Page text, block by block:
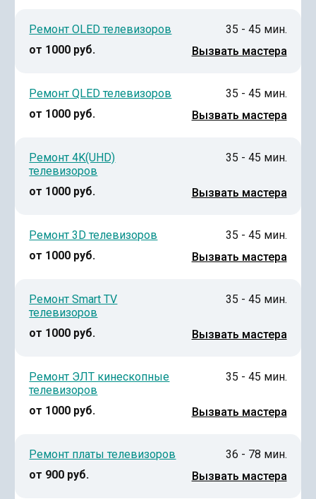
Ремонт OLED телевизоров
от 1000 руб.
35 - 45 мин.
Вызвать мастера
Ремонт QLED телевизоров
от 1000 руб.
35 - 45 мин.
Вызвать мастера
Ремонт 4K(UHD)
телевизоров
от 1000 руб.
35 - 45 мин.
Вызвать мастера
Ремонт 3D телевизоров
от 1000 руб.
35 - 45 мин.
Вызвать мастера
Ремонт Smart TV
телевизоров
от 1000 руб.
35 - 45 мин.
Вызвать мастера
Ремонт ЭЛТ кинескопные
телевизоров
от 1000 руб.
35 - 45 мин.
Вызвать мастера
Ремонт платы телевизоров
от 900 руб.
36 - 78 мин.
Вызвать мастера